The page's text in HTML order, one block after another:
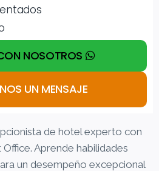
de hotel experto con
Aprende habilidades
un desempeño excepcional
NOSOTROS
UN MENSAJE